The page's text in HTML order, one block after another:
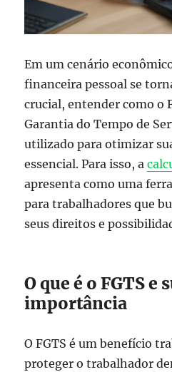
Em um cenário
financeira pessoal se
crucial, entender como o
Garantia do Tempo de
utilizado para otimizar
essencial. Para isso, a
apresenta como uma
para trabalhadores que
seus direitos e
O que é o FGTS e
importância
O FGTS é um benefício
proteger o trabalhador